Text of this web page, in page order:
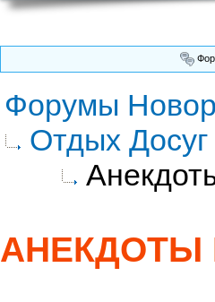
Форумы
Отдых
АНЕКДОТЫ